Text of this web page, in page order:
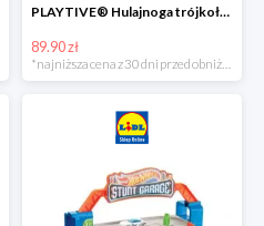
PLAYTIVE® Hulajnoga trójkołowa Tri Scooter z diodami LED
89.90 zł
*najniższa cena z 30 dni przed obniżką